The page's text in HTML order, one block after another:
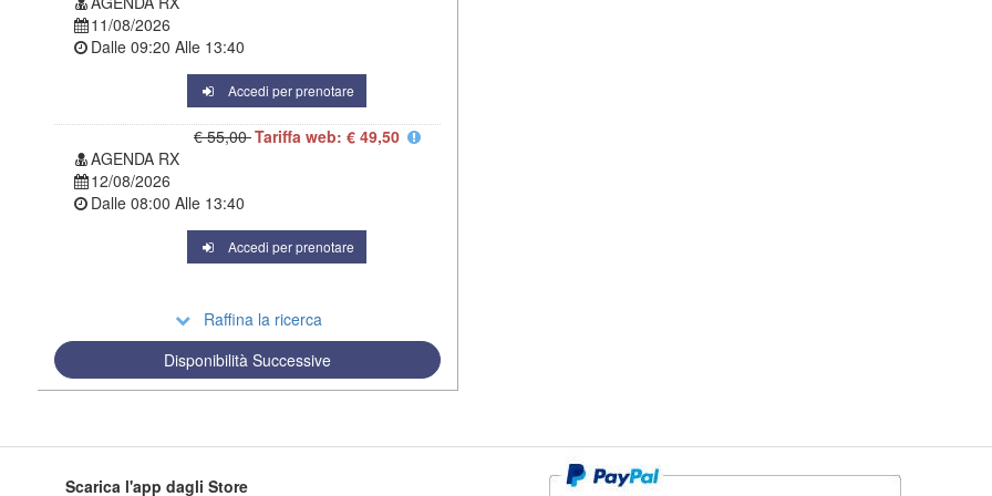
11/08/2026
Dalle 09:20 Alle 13:40
Accedi per prenotare
€ 55,00Tariffa web: € 49,50
AGENDA RX
12/08/2026
Dalle 08:00 Alle 13:40
Accedi per prenotare
Raffina la ricerca
Disponibilità Successive
Scarica l'app dagli Store